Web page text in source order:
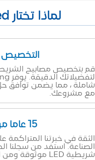
لماذا تختار DeKingLed كمورد لأضواء الشريط LED في الصين؟
التخصيص
شاملة ، مما يضمن توافق
مع مشروعك.
15 عاما من الخبرة
الصناعة. استفد من سجلنا
شريطية LED موثوقة ومن الدرجة الأولى